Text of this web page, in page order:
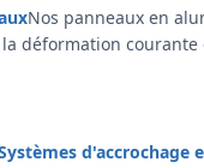
Nos panneaux en
déformation courante
d'accrochage